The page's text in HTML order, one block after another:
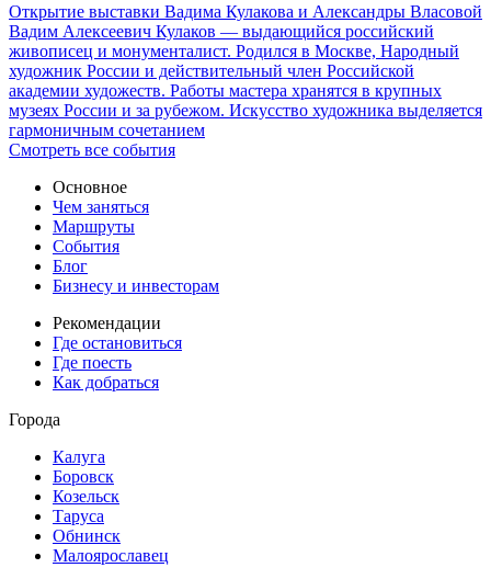
Открытие выставки Вадима Кулакова и Александры Власовой
Вадим Алексеевич Кулаков — выдающийся российский
живописец и монументалист. Родился в Москве, Народный
художник России и действительный член Российской
академии художеств. Работы мастера хранятся в крупных
музеях России и за рубежом. Искусство художника выделяется
гармоничным сочетанием
Смотреть все события
Основное
Чем заняться
Маршруты
События
Блог
Бизнесу и инвесторам
Рекомендации
Где остановиться
Где поесть
Как добраться
Города
Калуга
Боровск
Козельск
Таруса
Обнинск
Малоярославец